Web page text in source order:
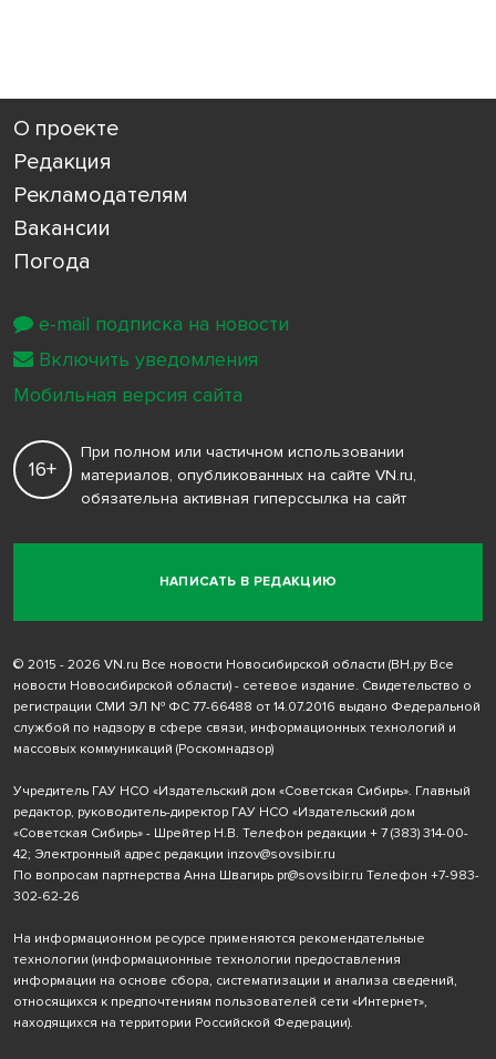
О проекте
Редакция
Рекламодателям
Вакансии
Погода
НАПИСАТЬ В РЕДАКЦИЮ
16+
При полном или частичном использовании
материалов, опубликованных на сайте VN.ru,
обязательна активная гиперссылка на сайт
© 2015 - 2026 VN.ru Все новости Новосибирской области (ВН.ру Все
новости Новосибирской области) - сетевое издание. Свидетельство о
регистрации СМИ ЭЛ № ФС 77-66488 от 14.07.2016 выдано Федеральной
службой по надзору в сфере связи, информационных технологий и
массовых коммуникаций (Роскомнадзор)
Учредитель ГАУ НСО «Издательский дом «Советская Сибирь». Главный
редактор, руководитель-директор ГАУ НСО «Издательский дом
«Советская Сибирь» - Шрейтер Н.В. Телефон редакции + 7 (383) 314-00-
42; Электронный адрес редакции inzov@sovsibir.ru
По вопросам партнерства Анна Швагирь pr@sovsibir.ru Телефон +7-983-
302-62-26
На информационном ресурсе применяются рекомендательные
технологии (информационные технологии предоставления
информации на основе сбора, систематизации и анализа сведений,
относящихся к предпочтениям пользователей сети «Интернет»,
находящихся на территории Российской Федерации).
e-mail подписка на новости
Включить уведомления
Мобильная версия сайта